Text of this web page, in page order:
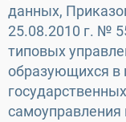
данных,
25.08.2010 г. №
типовых
образующихся в
самоуправления